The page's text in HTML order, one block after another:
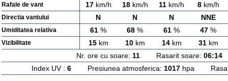
Rafale de vant 17km/h 18km/h 11 km/h 8km/h
Directia vantului N N N NNE
Umiditatea relativa 61 % 68 % 61 % 47 %
Vizibilitate 15km 10km 14km 31km
Nr. ore cu soare: 11 Rasarit soare: 06:14
Index UV : 6Presiunea atmosferica: 1017hpa